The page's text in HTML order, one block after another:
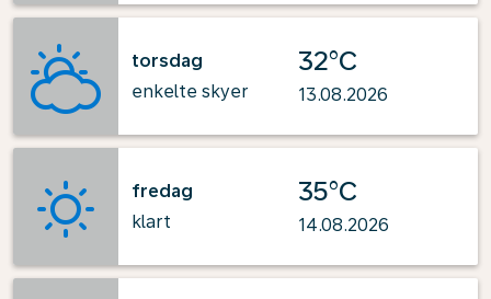
torsdag
enkelte skyer
32°C
13.08.2026
fredag
klart
35°C
14.08.2026